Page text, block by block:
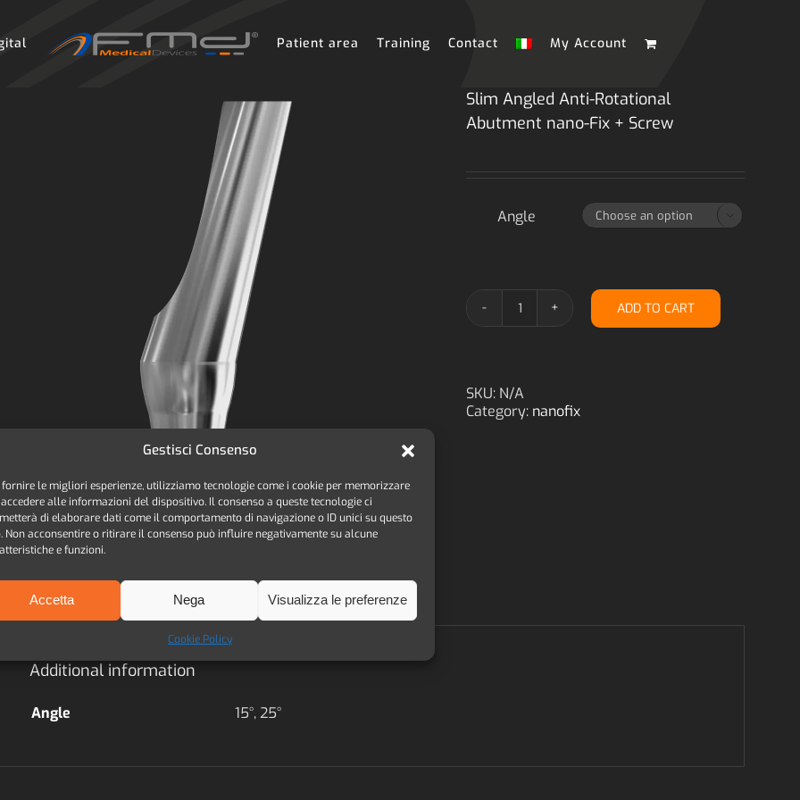
Gestisci Consenso
fornire le migliori esperienze, utilizziamo tecnologie come i cookie per memorizzare
alle informazioni del dispositivo. Il consenso a queste tecnologie ci
di elaborare dati come il comportamento di navigazione o ID unici su questo
Non acconsentire o ritirare il consenso può influire negativamente su alcune
e funzioni.
Accetta Nega Visualizza le preferenze
Cookie Policy
Patient area Training Contact My Account
Slim Angled Anti-Rotational
Abutment nano-Fix + Screw
Angle
Slim
Angled
Abutment
nano-
Fix
ADD TO CART
SKU: N/A
Category: nanofix
Additional information
Additional information
Angle 15°, 25°